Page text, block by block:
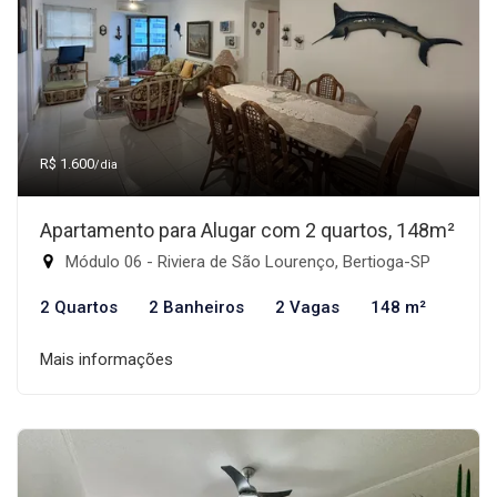
R$ 1.600/dia
Apartamento para Alugar com 2 quartos, 148m²
Módulo 06 - Riviera de São Lourenço, Bertioga-SP
2 Quartos 2 Banheiros 2 Vagas 148 m²
Mais informações